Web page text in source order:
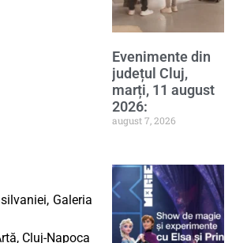
Galeria
Cluj-Napoca
Evenimente din
județul Cluj,
marți, 11 august
2026:
august 7, 2026